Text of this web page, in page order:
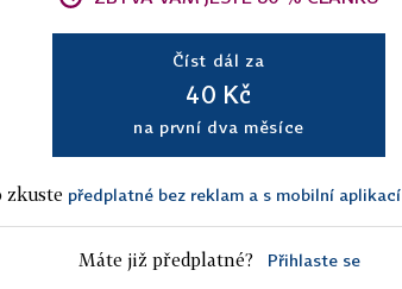
Číst dál za
40 Kč
na první dva měsíce
zkuste předplatné bez reklam a s mobilní aplikací
Máte již předplatné? Přihlaste se